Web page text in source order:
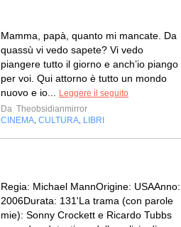
Mamma, papà, quanto mi mancate. Da
quassù vi vedo sapete? Vi vedo
piangere tutto il giorno e anch’io piango
per voi. Qui attorno è tutto un mondo
nuovo e io... Leggere il seguito
Da Theobsidianmirror
CINEMA, CULTURA, LIBRI
Regia: Michael MannOrigine: USAAnno:
2006Durata: 131'La trama (con parole
mie): Sonny Crockett e Ricardo Tubbs